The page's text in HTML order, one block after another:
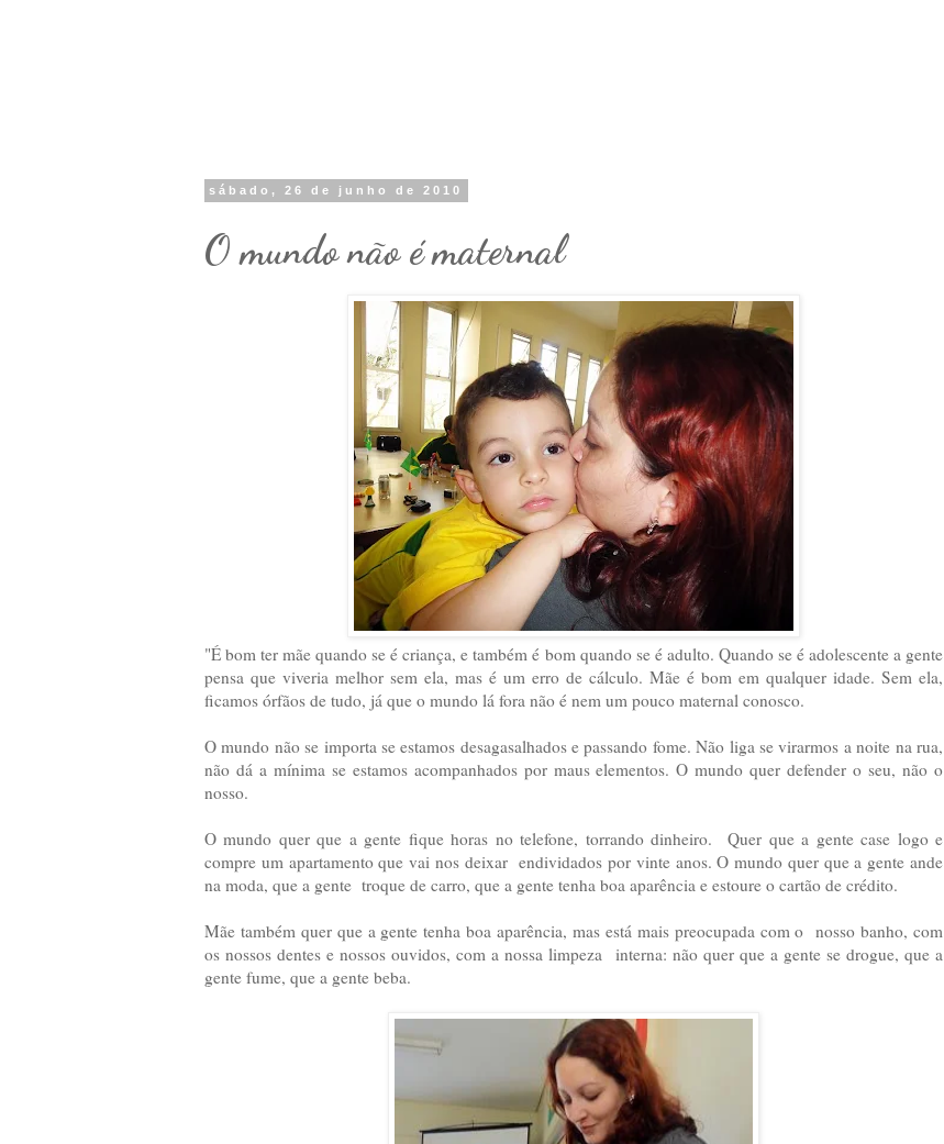
sábado, 26 de junho de 2010
O mundo não é maternal
"É bom ter mãe quando se é criança, e também é bom quando se é adulto. Quando se é adolescente a gente
pensa que viveria melhor sem ela, mas é um erro de cálculo. Mãe é bom em qualquer idade. Sem ela,
ficamos órfãos de tudo, já que o mundo lá fora não é nem um pouco maternal conosco.
O mundo não se importa se estamos desagasalhados e passando fome. Não liga se virarmos a noite na rua,
não dá a mínima se estamos acompanhados por maus elementos. O mundo quer defender o seu, não o
nosso.
O mundo quer que a gente fique horas no telefone, torrando dinheiro. Quer que a gente case logo e
compre um apartamento que vai nos deixar endividados por vinte anos. O mundo quer que a gente ande
na moda, que a gente troque de carro, que a gente tenha boa aparência e estoure o cartão de crédito.
Mãe também quer que a gente tenha boa aparência, mas está mais preocupada com o nosso banho, com
os nossos dentes e nossos ouvidos, com a nossa limpeza interna: não quer que a gente se drogue, que a
gente fume, que a gente beba.